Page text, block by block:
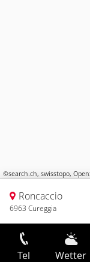
©search.ch, swisstopo,
Roncaccio
6963 Cureggia
Tel Wetter